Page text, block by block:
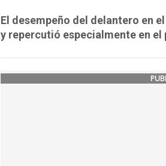
El desempeño del delantero en
y repercutió especialmente en el